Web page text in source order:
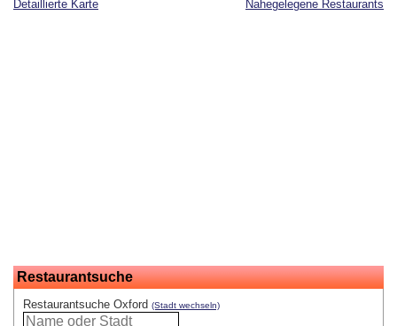
Nahegelegene Restaurants
Detaillierte Karte
Restaurantsuche
Restaurantsuche Oxford (Stadt wechseln)